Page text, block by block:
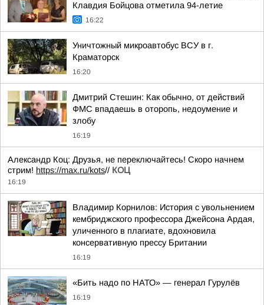
Клавдия Бойцова отметила 94-летие
16:22
Уничтожный микроавтобус ВСУ в г.
Краматорск
16:20
Дмитрий Стешин: Как обычно, от действий
ФМС впадаешь в оторопь, недоумение и
злобу
16:19
Александр Коц: Друзья, не переключайтесь! Скоро начнем
стрим! https://max.ru/kots// КОЦ
16:19
Владимир Корнилов: История с увольнением
кембриджского профессора Джейсона Ардая,
уличенного в плагиате, вдохновила
консервативную прессу Британии
16:19
«Бить надо по НАТО» — генерал Гурулёв
16:19